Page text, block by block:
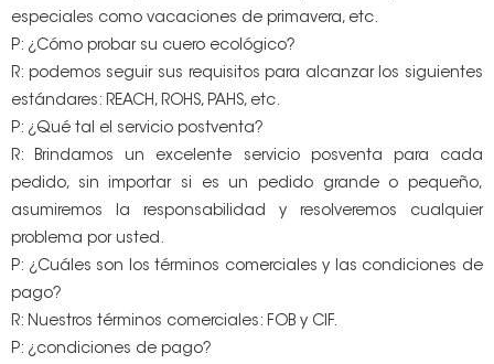
especiales como vacaciones de primavera, etc.
P: ¿Cómo probar su cuero ecológico?
R: podemos seguir sus requisitos para alcanzar los siguientes
estándares: REACH, ROHS, PAHS, etc.
P: ¿Qué tal el servicio postventa?
R: Brindamos un excelente servicio posventa para cada
pedido, sin importar si es un pedido grande o pequeño,
asumiremos la responsabilidad y resolveremos cualquier
problema por usted.
P: ¿Cuáles son los términos comerciales y las condiciones de
pago?
R: Nuestros términos comerciales: FOB y CIF.
P: ¿condiciones de pago?